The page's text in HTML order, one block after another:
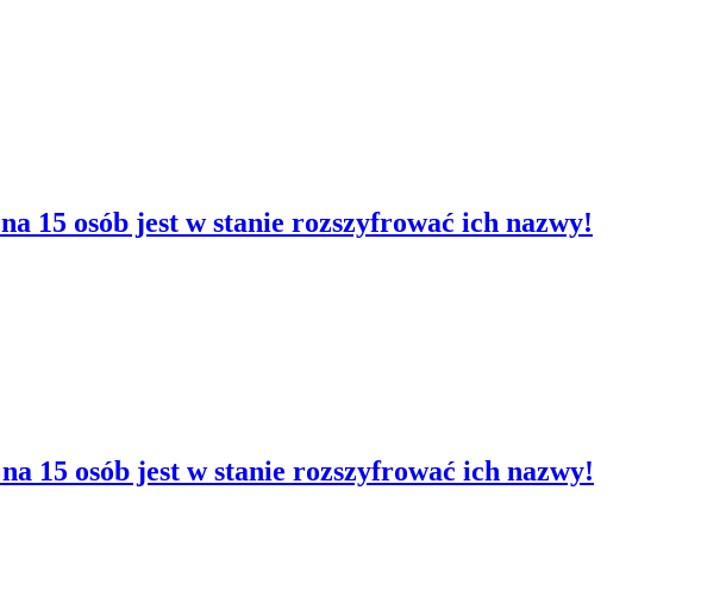
15 osób jest w stanie rozszyfrować ich nazwy!
15 osób jest w stanie rozszyfrować ich nazwy!